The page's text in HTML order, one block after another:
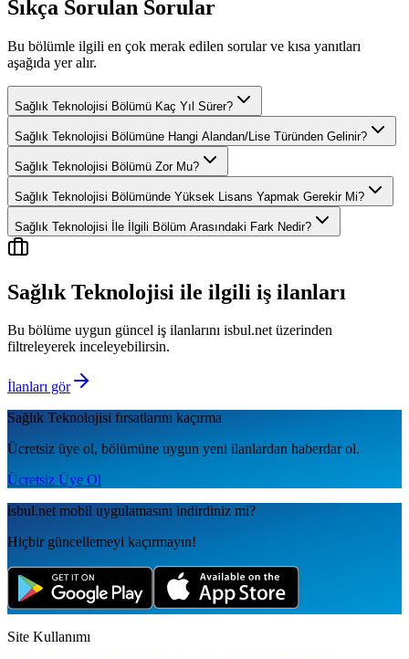
Sıkça Sorulan Sorular
Bu bölümle ilgili en çok merak edilen sorular ve kısa yanıtları
aşağıda yer alır.
Sağlık Teknolojisi Bölümü Kaç Yıl Sürer?
Sağlık Teknolojisi Bölümüne Hangi Alandan/Lise Türünden Gelinir?
Sağlık Teknolojisi Bölümü Zor Mu?
Sağlık Teknolojisi Bölümünde Yüksek Lisans Yapmak Gerekir Mi?
Sağlık Teknolojisi İle İlgili Bölüm Arasındaki Fark Nedir?
Sağlık Teknolojisi ile ilgili iş ilanları
Bu bölüme uygun güncel iş ilanlarını isbul.net üzerinden
filtreleyerek inceleyebilirsin.
İlanları gör
Sağlık Teknolojisi fırsatlarını kaçırma
Ücretsiz üye ol, bölümüne uygun yeni ilanlardan haberdar ol.
Ücretsiz Üye Ol
isbul.netmobil uygulamаsını indirdiniz mi?
Hiçbir güncellemeyi kaçırmayın!
Site Kullanımı